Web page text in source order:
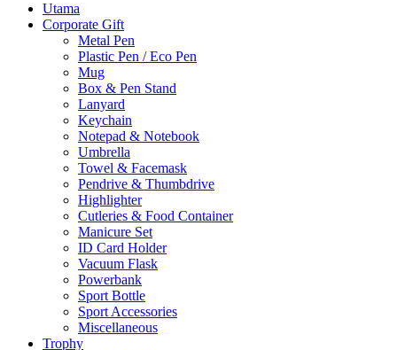
Utama
Corporate Gift
Metal Pen
Plastic Pen / Eco Pen
Mug
Box & Pen Stand
Lanyard
Keychain
Notepad & Notebook
Umbrella
Towel & Facemask
Pendrive & Thumbdrive
Highlighter
Cutleries & Food Container
Manicure Set
ID Card Holder
Vacuum Flask
Powerbank
Sport Bottle
Sport Accessories
Miscellaneous
Trophy